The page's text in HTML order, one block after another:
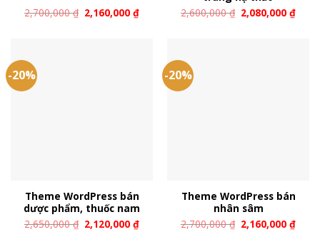
2,700,000₫ 2,160,000₫
2,600,000₫ 2,080,000₫
-20%
Theme WordPress bán
dược phẩm, thuốc nam
2,650,000₫ 2,120,000₫
-20%
Theme WordPress bán
nhân sâm
2,700,000₫ 2,160,000₫